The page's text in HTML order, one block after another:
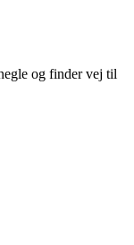
og finder vej til